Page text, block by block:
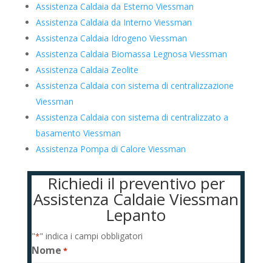
Assistenza Caldaia da Esterno Viessman
Assistenza Caldaia da Interno Viessman
Assistenza Caldaia Idrogeno Viessman
Assistenza Caldaia Biomassa Legnosa Viessman
Assistenza Caldaia Zeolite
Assistenza Caldaia con sistema di centralizzazione
Viessman
Assistenza Caldaia con sistema di centralizzato a
basamento Viessman
Assistenza Pompa di Calore Viessman
Richiedi il preventivo per
Assistenza Caldaie Viessman
Lepanto
"*" indica i campi obbligatori
Nome *